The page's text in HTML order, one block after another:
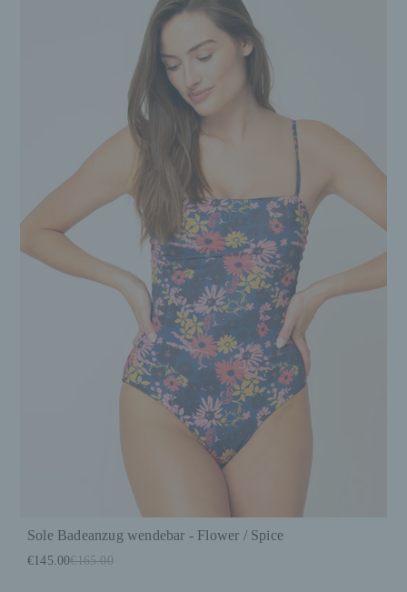
Sole Badeanzug wendebar - Flower / Spice
€145.00€165.00